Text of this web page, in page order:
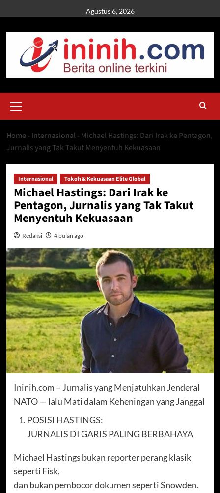
to
content
Agustus 6, 2026
Menu
Home - Internasional - Michael Hastings: Dari Irak ke Pentagon,
Jurnalis yang Tak Takut Menyentuh Kekuasaan
Internasional Tokoh & Kekuasaan Elite Global
Michael Hastings: Dari Irak ke
Pentagon, Jurnalis yang Tak Takut
Menyentuh Kekuasaan
Redaksi 4 bulan ago
Ininih.com – Jurnalis yang Menjatuhkan Jenderal
NATO — lalu Mati dalam Keheningan yang Janggal
POSISI HASTINGS:
JURNALIS DI GARIS PALING BERBAHAYA
Michael Hastings bukan reporter perang klasik
seperti Fisk,
dan bukan pembocor dokumen seperti Snowden.